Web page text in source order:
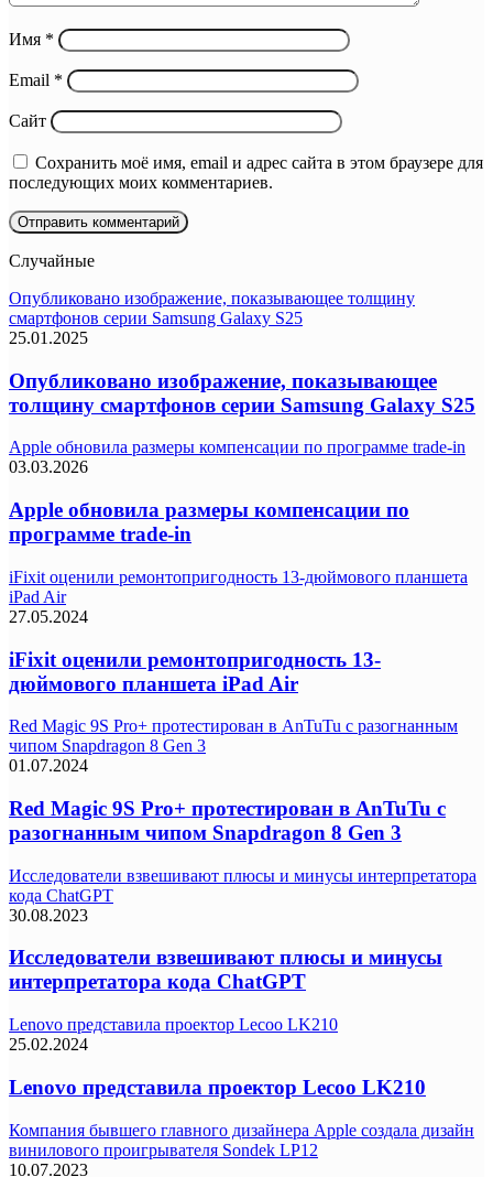
Имя *
Email *
Сайт
Сохранить моё имя, email и адрес сайта в этом браузере для
последующих моих комментариев.
Случайные
Опубликовано изображение, показывающее толщину
смартфонов серии Samsung Galaxy S25
25.01.2025
Опубликовано изображение, показывающее
толщину смартфонов серии Samsung Galaxy S25
Apple обновила размеры компенсации по программе trade-in
03.03.2026
Apple обновила размеры компенсации по
программе trade-in
iFixit оценили ремонтопригодность 13-дюймового планшета
iPad Air
27.05.2024
iFixit оценили ремонтопригодность 13-
дюймового планшета iPad Air
Red Magic 9S Pro+ протестирован в AnTuTu с разогнанным
чипом Snapdragon 8 Gen 3
01.07.2024
Red Magic 9S Pro+ протестирован в AnTuTu с
разогнанным чипом Snapdragon 8 Gen 3
Исследователи взвешивают плюсы и минусы интерпретатора
кода ChatGPT
30.08.2023
Исследователи взвешивают плюсы и минусы
интерпретатора кода ChatGPT
Lenovo представила проектор Lecoo LK210
25.02.2024
Lenovo представила проектор Lecoo LK210
Компания бывшего главного дизайнера Apple создала дизайн
винилового проигрывателя Sondek LP12
10.07.2023